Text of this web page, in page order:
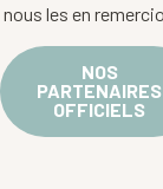
nous les en
NOS
PARTENAIRES
OFFICIELS